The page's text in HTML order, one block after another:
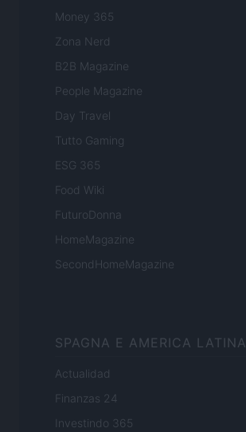
Money 365
Zona Nerd
B2B Magazine
People Magazine
Day Travel
Tutto Gaming
ESG 365
Food Wiki
FuturoDonna
HomeMagazine
SecondHomeMagazine
SPAGNA E AMERICA LATINA
Actualidad
Finanzas 24
Investindo 365